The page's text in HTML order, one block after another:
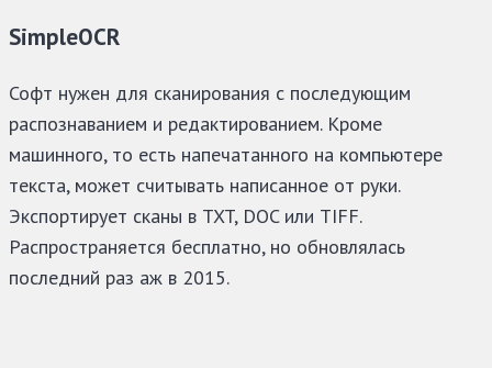
SimpleOCR
Софт нужен для сканирования с последующим
распознаванием и редактированием. Кроме
машинного, то есть напечатанного на компьютере
текста, может считывать написанное от руки.
Экспортирует сканы в TXT, DOC или TIFF.
Распространяется бесплатно, но обновлялась
последний раз аж в 2015.